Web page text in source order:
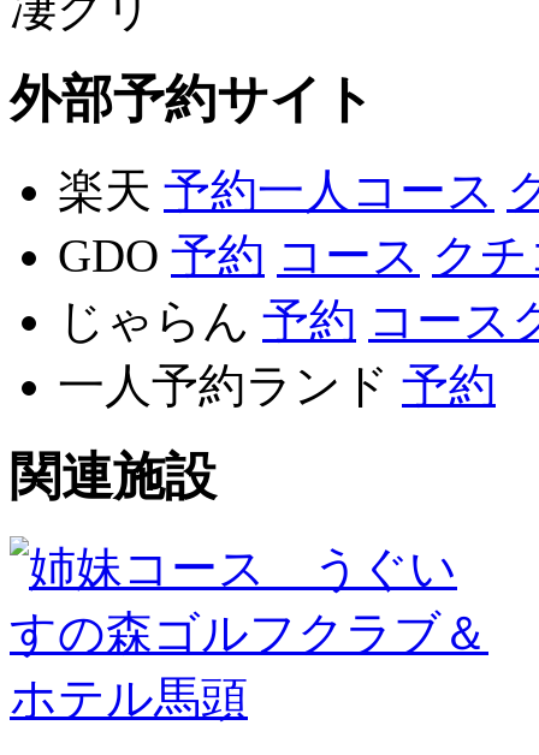
外部予約サイト
楽天 予約一人 コース
GDO 予約 コース ク
じゃらん 予約 コース
一人予約ランド 予約
関連施設